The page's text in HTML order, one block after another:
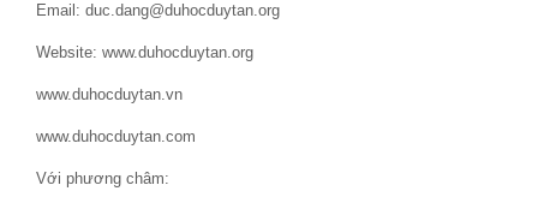
Email: duc.dang@duhocduytan.org
Website: www.duhocduytan.org
www.duhocduytan.vn
www.duhocduytan.com
Với phương châm: